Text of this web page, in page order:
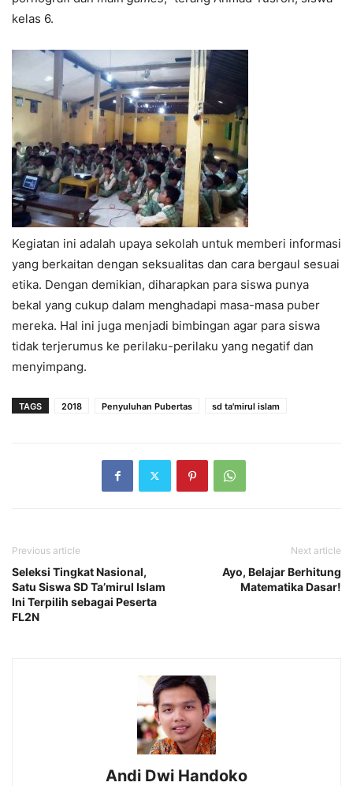
kelas 6.
Kegiatan ini adalah upaya sekolah untuk memberi informasi
yang berkaitan dengan seksualitas dan cara bergaul sesuai
etika. Dengan demikian, diharapkan para siswa punya
bekal yang cukup dalam menghadapi masa-masa puber
mereka. Hal ini juga menjadi bimbingan agar para siswa
tidak terjerumus ke perilaku-perilaku yang negatif dan
menyimpang.
TAGS 2018 Penyuluhan Pubertas sd ta'mirul islam
Previous article
Seleksi Tingkat Nasional,
Satu Siswa SD Ta’mirul Islam
Ini Terpilih sebagai Peserta
FL2N
Next article
Ayo, Belajar Berhitung
Matematika Dasar!
Andi Dwi Handoko